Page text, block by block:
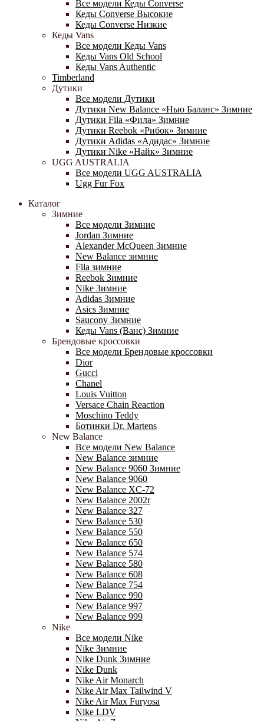
Все модели Кеды Converse
Кеды Converse Высокие
Кеды Converse Низкие
Кеды Vans
Все модели Кеды Vans
Кеды Vans Old School
Кеды Vans Authentic
Timberland
Дутики
Все модели Дутики
Дутики New Balance «Нью Баланс» Зимние
Дутики Fila «Фила» Зимние
Дутики Reebok «Рибок» Зимние
Дутики Adidas «Адидас» Зимние
Дутики Nike «Найк» Зимние
UGG AUSTRALIA
Все модели UGG AUSTRALIA
Ugg Fur Fox
Каталог
Зимние
Все модели Зимние
Jordan Зимние
Alexander McQueen Зимние
New Balance зимние
Fila зимние
Reebok Зимние
Nike Зимние
Adidas Зимние
Asics Зимние
Saucony Зимние
Кеды Vans (Ванс) Зимние
Брендовые кроссовки
Все модели Брендовые кроссовки
Dior
Gucci
Chanel
Louis Vuitton
Versace Chain Reaction
Moschino Teddy
Ботинки Dr. Martens
New Balance
Все модели New Balance
New Balance зимние
New Balance 9060 Зимние
New Balance 9060
New Balance XC-72
New Balance 2002r
New Balance 327
New Balance 530
New Balance 550
New Balance 650
New Balance 574
New Balance 580
New Balance 608
New Balance 754
New Balance 990
New Balance 997
New Balance 999
Nike
Все модели Nike
Nike Зимние
Nike Dunk Зимние
Nike Dunk
Nike Air Monarch
Nike Air Max Tailwind V
Nike Air Max Furyosa
Nike LDV